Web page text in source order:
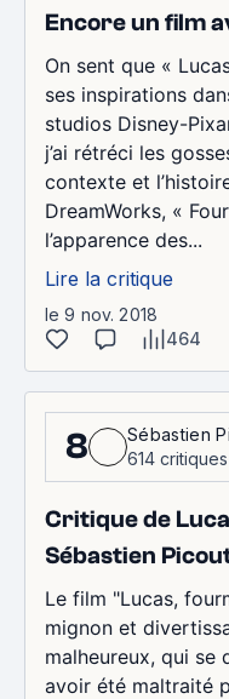
Encore un film
On sent que «
ses inspirations
studios Disney-
j’ai rétréci les
contexte et
DreamWorks, «
l’apparence des...
Lire la critique
le 9 nov. 2018
464
8
Sébastien
614 critiques
Critique de
Sébastien
Le film "Lucas,
mignon et
malheureux, qui se
avoir été maltraité